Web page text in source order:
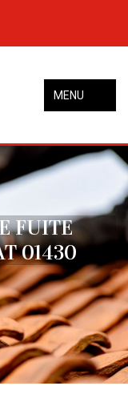
MENU
FUITE
01430